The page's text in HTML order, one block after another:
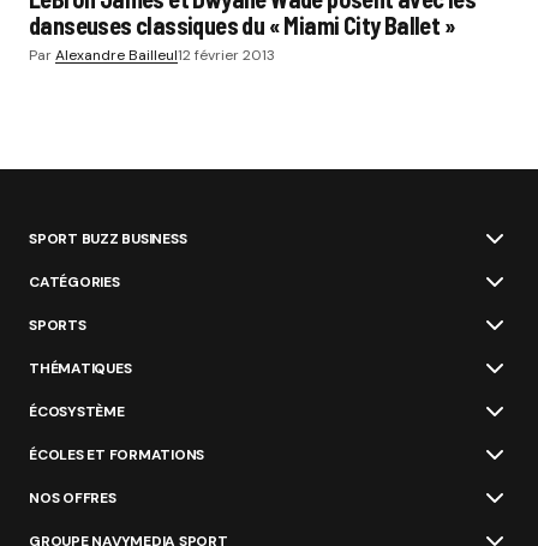
danseuses classiques du « Miami City Ballet »
ParAlexandre Bailleul12 février 2013
SPORT BUZZ BUSINESS
CATÉGORIES
SPORTS
THÉMATIQUES
ÉCOSYSTÈME
ÉCOLES ET FORMATIONS
NOS OFFRES
GROUPE NAVYMEDIA SPORT